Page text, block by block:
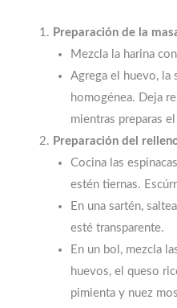
Preparación de la
Mezcla la harina
Agrega el huevo, la
homogénea. Deja
mientras preparas
Preparación del
Cocina las
estén tiernas.
En una sartén,
esté transparente.
En un bol, mezcla
huevos, el queso
pimienta y nuez